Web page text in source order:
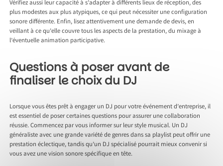
Vérifiez aussi leur capacité à s’adapter à différents lieux de réception, des
plus modestes aux plus atypiques, ce qui peut nécessiter une configuration
sonore différente. Enfin, lisez attentivement une demande de devis, en
veillant à ce qu’elle couvre tous les aspects de la prestation, du mixage à
l’éventuelle animation participative.
Questions à poser avant de
finaliser le choix du DJ
Lorsque vous êtes prêt à engager un DJ pour votre événement d’entreprise, il
est essentiel de poser certaines questions pour assurer une collaboration
réussie. Commencez par vous informer sur leur style musical. Un DJ
généraliste avec une grande variété de genres dans sa playlist peut offrir une
prestation éclectique, tandis qu’un DJ spécialisé pourrait mieux convenir si
vous avez une vision sonore spécifique en tête.